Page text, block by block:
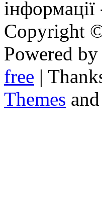
Copyright
Powered by
free |
Themes and